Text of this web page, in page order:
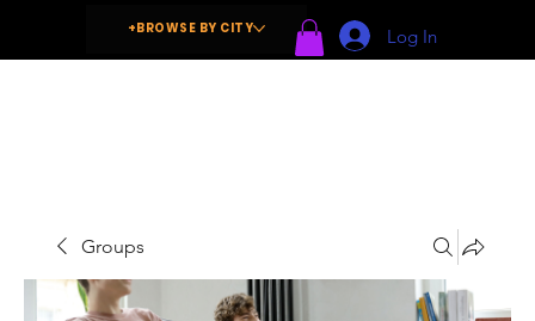
+BROWSE BY CITY Log In
Groups